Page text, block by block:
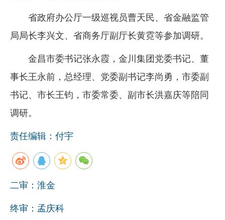
省政府办公厅一级巡视员曹天民、省金融监管
局局长李兴文、省商务厅副厅长黄霓等参加调研。
金昌市委书记张永霞，金川集团党委书记、董
事长王永前，总经理、党委副书记李尚勇，市委副
书记、市长王钧，市委常委、副市长洪嘉庆等陪同
调研。
责任编辑：付宇
二审：淮金
终审：孟庆科